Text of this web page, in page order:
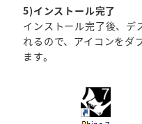
5)インストール完了
インストール完了後、デ
れるので、アイコンをダ
ます。